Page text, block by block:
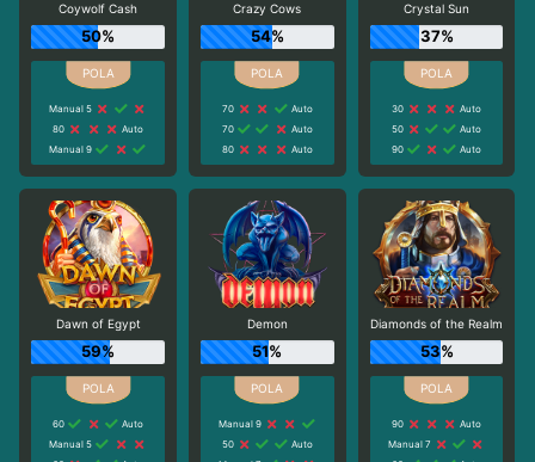
Coywolf Cash
50%
Manual 5
80
Auto
Manual 9
Crazy Cows
54%
70
Auto
70
Auto
80
Auto
Crystal Sun
37%
30
Auto
50
Auto
90
Auto
Dawn of Egypt
59%
60
Auto
Manual 5
Demon
51%
Manual 9
50
Auto
Diamonds of the Realm
53%
90
Auto
Manual 7